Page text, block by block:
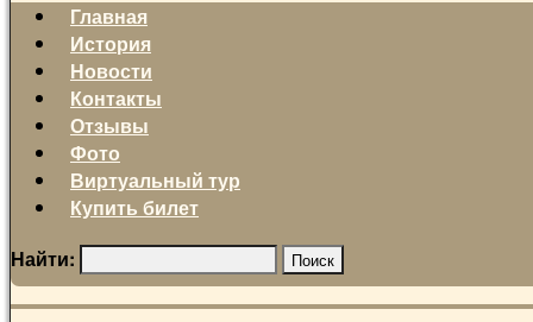
Главная
История
Новости
Контакты
Отзывы
Фото
Виртуальный тур
Купить билет
Найти: